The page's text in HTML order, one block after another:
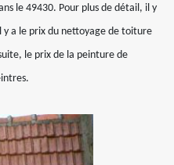
le 49430. Pour plus de détail, il y
a le prix du nettoyage de toiture
le prix de la peinture de